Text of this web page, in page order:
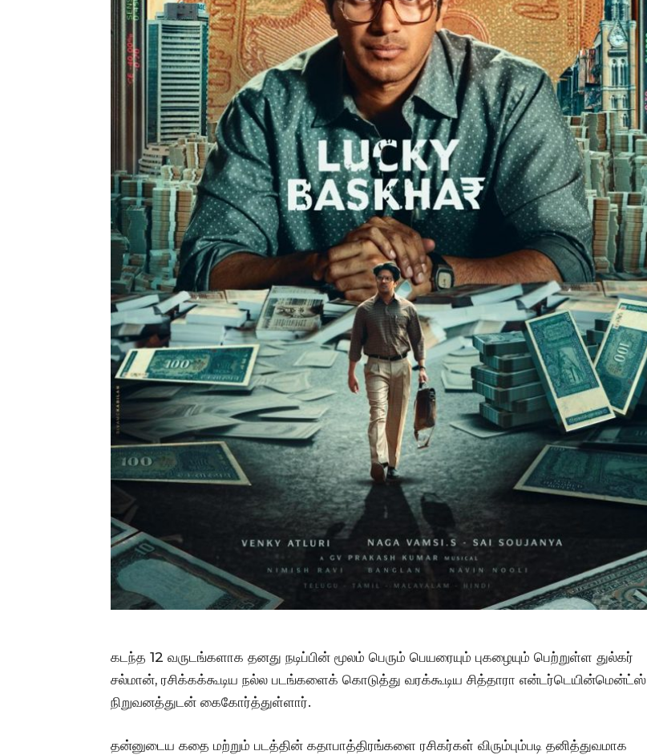
கடந்த 12 வருடங்களாக தனது நடிப்பின் மூலம் பெரும் பெயரையும் புகழையும் பெற்றுள்ள துல்கர்
சல்மான், ரசிக்கக்கூடிய நல்ல படங்களைக் கொடுத்து வரக்கூடிய சித்தாரா என்டர்டெயின்மென்ட்ஸ்
நிறுவனத்துடன் கைகோர்த்துள்ளார்.
தன்னுடைய கதை மற்றும் படத்தின் கதாபாத்திரங்களை ரசிகர்கள் விரும்பும்படி தனித்துவமாக